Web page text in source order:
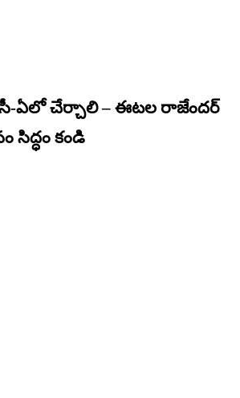
ఏలో చేర్చాలి – ఈటల రాజేందర్
సిద్ధం కండి